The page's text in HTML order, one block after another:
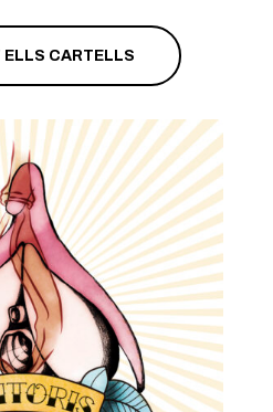
ELLS CARTELLS